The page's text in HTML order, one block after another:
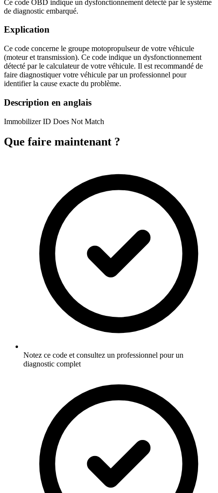
Ce code OBD indique un dysfonctionnement détecté par le système
de diagnostic embarqué.
Explication
Ce code concerne le groupe motopropulseur de votre véhicule
(moteur et transmission). Ce code indique un dysfonctionnement
détecté par le calculateur de votre véhicule. Il est recommandé de
faire diagnostiquer votre véhicule par un professionnel pour
identifier la cause exacte du problème.
Description en anglais
Immobilizer ID Does Not Match
Que faire maintenant ?
Notez ce code et consultez un professionnel pour un
diagnostic complet